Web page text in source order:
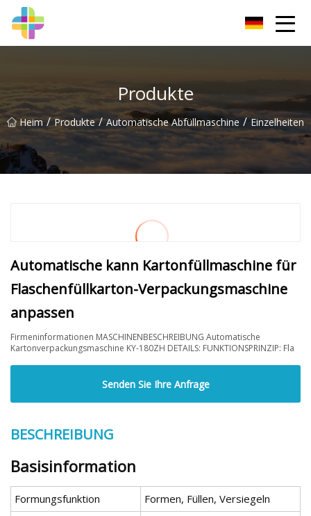
Produkte
Heim / Produkte / Automatische Abfüllmaschine / Einzelheiten
Automatische kann Kartonfüllmaschine für
Flaschenfüllkarton-Verpackungsmaschine
anpassen
Firmeninformationen MASCHINENBESCHREIBUNG Automatische
Kartonverpackungsmaschine KY-180ZH DETAILS: FUNKTIONSPRINZIP: Fla
Senden Sie Ihre Anfrage
BESCHREIBUNG
Basisinformation
Formungsfunktion
Formen, Füllen, Versiegeln